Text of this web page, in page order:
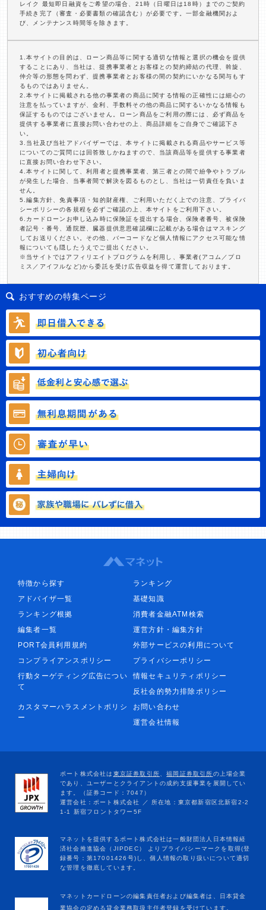
レイク 最短即日融資をご希望の場合、21時（日曜日は18時）までのご契約
手続き完了（審査・必要書類の確認含む）が必要です。一部金融機関およ
び、メンテナンス時間等を除きます。
1.本サイトの目的は、ローン商品等に関する適切な情報と選択の機会を提供
することにあり、当社は、提携事業者とお客様との契約締結の代理、斡旋、
仲介等の形態を問わず、提携事業者とお客様の間の契約にいかなる関与もす
るものではありません。
2.本サイトに掲載される他の事業者の商品に関する情報の正確性には細心の
注意を払っていますが、金利、手数料その他の商品に関するいかなる情報も
保証するものではございません。ローン商品をご利用の際には、必ず商品を
提供する事業者に直接お問い合わせの上、商品詳細をご自身でご確認下さ
い。
3.当社及び当社アドバイザーでは、本サイトに掲載される商品やサービス等
についてのご質問には回答致しかねますので、当該商品等を提供する事業者
に直接お問い合わせ下さい。
4.本サイトに関して、利用者と提携事業者、第三者との間で紛争やトラブル
が発生した場合、当事者間で解決を図るものとし、当社は一切責任を負いま
せん。
5.編集方針、免責事項・知的財産権、ご利用いただく上での注意、プライバ
シーポリシーの各規程を必ずご確認の上、本サイトをご利用下さい。
6.カードローンお申し込み時に保険証を提出する場合、保険者番号、被保険
者記号・番号、通院歴、臓器提供意思確認欄に記載がある場合はマスキング
してお送りください。その他、バーコードなど個人情報にアクセス可能な情
報についても隠したうえでご提出ください。
※当サイトではアフィリエイトプログラムを利用し、事業者(アコム／プロ
ミス／アイフルなど)から委託を受け広告収益を得て運営しております。
おすすめの特集ページ
特徴から探す
ランキング
アドバイザ一覧
基礎知識
ランキング根拠
消費者金融ATM検索
編集者一覧
運営方針・編集方針
PORT会員利用規約
外部サービスの利用について
コンプライアンスポリシー
プライバシーポリシー
行動ターゲティング広告につい
て
情報セキュリティポリシー
反社会的勢力排除ポリシー
カスタマーハラスメントポリシ
ー
お問い合わせ
運営会社情報
マネットカードローンの編集責任者および編集者は、日本貸金
業協会の定める貸金業務取扱主任者登録を受けています。